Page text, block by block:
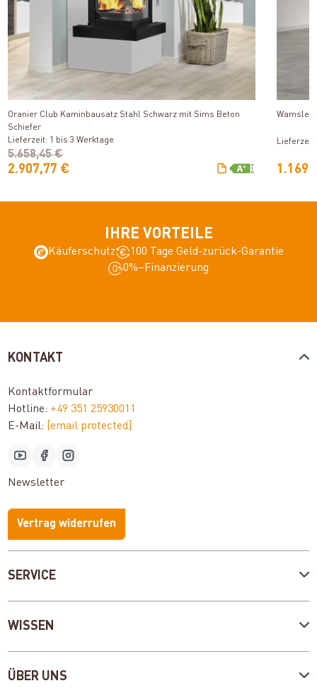
Produkt ansehen
Oranier Club Kaminbausatz Stahl Schwarz mit Sims Beton
Schiefer
Lieferzeit: 1 bis 3 Werktage
2.907,77 €
5.658,45 €
Wamsler
IHRE VORTEILE
Käuferschutz
100 Tage Geld-zurück-Garantie
0%–Finanzierung
SERVICE
WISSEN
ÜBER UNS
KONTAKT
Kontaktformular
Hotline: +49 351 25930011
E-Mail: [email protected]
Newsletter
Vertrag widerrufen